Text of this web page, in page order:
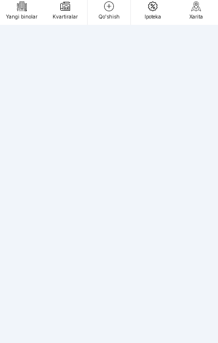
Yangi binolar Kvartiralar Qo'shish Ipoteka Xarita
RU UZ